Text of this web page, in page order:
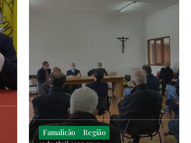
Famalicão Região